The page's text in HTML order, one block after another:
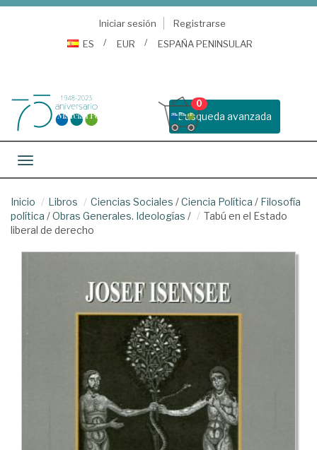
Iniciar sesión
Registrarse
ES
EUR ESPAÑA PENINSULAR
Busqueda avanzada
0
Toggle navigation
Inicio Libros Ciencias Sociales /Ciencia Política / Filosofía
política /Obras Generales. Ideologías /
Tabú en el Estado
liberal de derecho